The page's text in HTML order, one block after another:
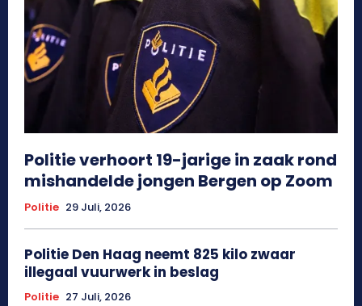
Politie verhoort 19-jarige in zaak rond
mishandelde jongen Bergen op Zoom
Politie 29 Juli, 2026
Politie Den Haag neemt 825 kilo zwaar
illegaal vuurwerk in beslag
Politie 27 Juli, 2026